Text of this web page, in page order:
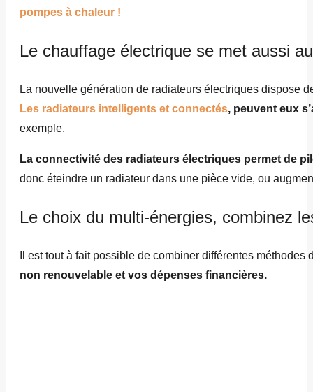
pompes à chaleur !
Le chauffage électrique se met aussi
La nouvelle génération de radiateurs électriques dispose
Les radiateurs intelligents et connectés, peuvent eux
exemple.
La connectivité des radiateurs électriques permet de
donc éteindre un radiateur dans une pièce vide, ou
Le choix du multi-énergies, combinez
Il est tout à fait possible de combiner différentes
non renouvelable et vos dépenses financières.